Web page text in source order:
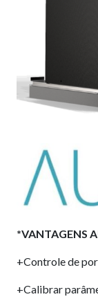
*VANTAGENS
+Controle de
+Calibrar